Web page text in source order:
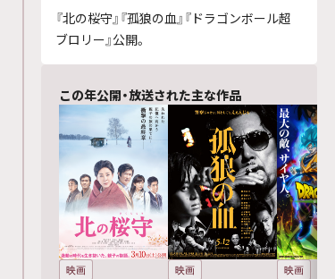
『北の桜守』『孤狼の血』『ドラゴンボール超
ブロリー』公開。
この年公開・放送された主な作品
映画 映画 映画